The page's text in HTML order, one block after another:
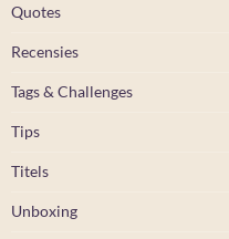
Quotes
Recensies
Tags & Challenges
Tips
Titels
Unboxing